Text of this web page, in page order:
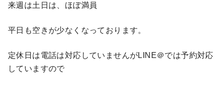
来週は土日は、ほぼ満員
平日も空きが少なくなっております。
定休日は電話は対応していませんがLINE＠では予約対応
していますので